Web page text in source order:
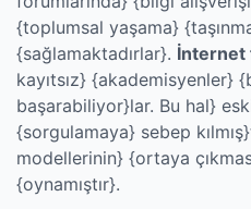
{toplumsal yaşama}
{sağlamaktadırlar}. İnternet
kayıtsız} {akademisyenler}
başarabiliyor}lar. Bu hal}
{sorgulamaya} sebep
modellerinin} {ortaya
{oynamıştır}.